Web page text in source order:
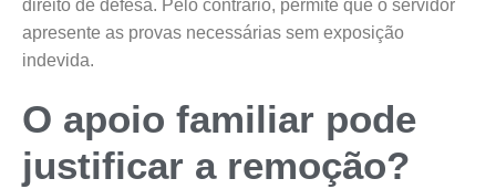
direito de defesa. Pelo contrário, permite que o servidor
apresente as provas necessárias sem exposição
indevida.
O apoio familiar pode
justificar a remoção?